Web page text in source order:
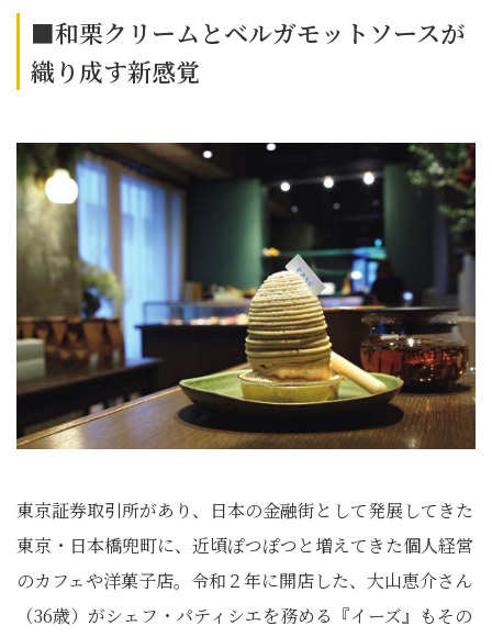
■和栗クリームとベルガモットソースが
織り成す新感覚
東京証券取引所があり、日本の金融街として発展してきた
東京・日本橋兜町に、近頃ぽつぽつと増えてきた個人経営
のカフェや洋菓子店。令和２年に開店した、大山恵介さん
（36歳）がシェフ・パティシエを務める『イーズ』もその